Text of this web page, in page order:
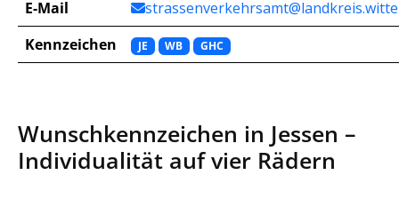
E-Mail
Kennzeichen
JE WB GHC
Wunschkennzeichen in Jessen –
Individualität auf vier Rädern